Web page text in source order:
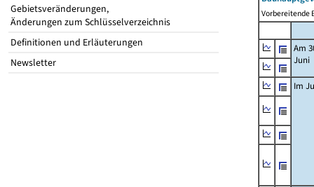
Gebietsveränderungen,
Änderungen zum Schlüsselverzeichnis
Definitionen und Erläuterungen
Newsletter
Vorbereitende
Am
Juni
Im